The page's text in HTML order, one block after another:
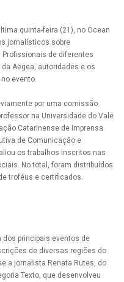
quinta-feira (21), no Ocean
jornalísticos sobre
de diferentes
Aegea, autoridades e os
evento.
por uma comissão
na Universidade do Vale
Catarinense de Imprensa
de Comunicação e
os trabalhos inscritos nas
No total, foram distribuídos
troféus e certificados.
principais eventos de
de diversas regiões do
a jornalista Renata Rutes, do
Texto, que desenvolveu